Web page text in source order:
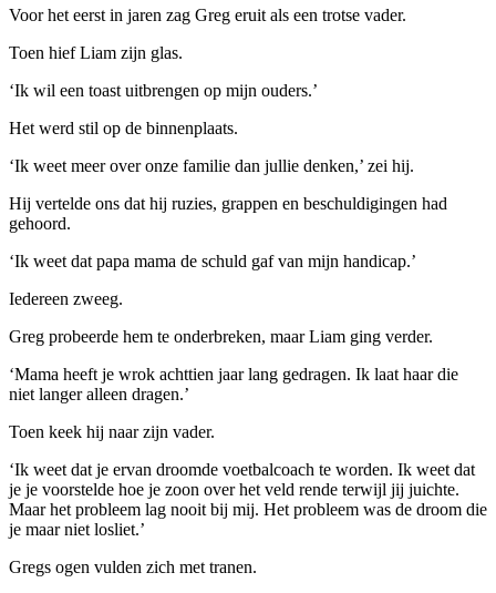
Voor het eerst in jaren zag Greg eruit als een trotse vader.
Toen hief Liam zijn glas.
‘Ik wil een toast uitbrengen op mijn ouders.’
Het werd stil op de binnenplaats.
‘Ik weet meer over onze familie dan jullie denken,’ zei hij.
Hij vertelde ons dat hij ruzies, grappen en beschuldigingen had
gehoord.
‘Ik weet dat papa mama de schuld gaf van mijn handicap.’
Iedereen zweeg.
Greg probeerde hem te onderbreken, maar Liam ging verder.
‘Mama heeft je wrok achttien jaar lang gedragen. Ik laat haar die
niet langer alleen dragen.’
Toen keek hij naar zijn vader.
‘Ik weet dat je ervan droomde voetbalcoach te worden. Ik weet dat
je je voorstelde hoe je zoon over het veld rende terwijl jij juichte.
Maar het probleem lag nooit bij mij. Het probleem was de droom die
je maar niet losliet.’
Gregs ogen vulden zich met tranen.